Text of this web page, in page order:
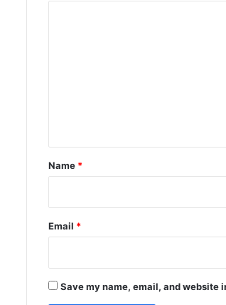
*
Name *
Email *
Save my name, email, and website